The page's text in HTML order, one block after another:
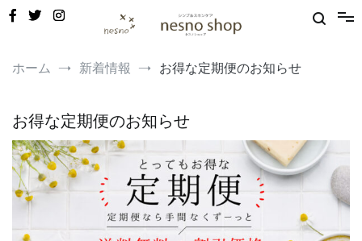
nesno（ネスノ）公式
ホーム
新着情報 お得な定期便のお知らせ
お得な定期便のお知らせ